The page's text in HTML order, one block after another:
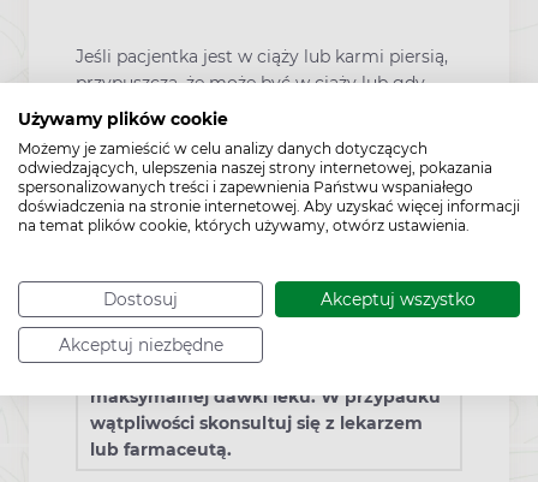
Używamy plików cookie
Możemy je zamieścić w celu analizy danych dotyczących
odwiedzających, ulepszenia naszej strony internetowej, pokazania
spersonalizowanych treści i zapewnienia Państwu wspaniałego
doświadczenia na stronie internetowej. Aby uzyskać więcej informacji
na temat plików cookie, których używamy, otwórz ustawienia.
Dostosuj Akceptuj wszystko
Akceptuj niezbędne
Jeśli pacjentka jest w ciąży lub karmi piersią,
przypuszcza, że może być w ciąży lub gdy
planuje mieć dziecko, powinna poradzić się
lekarza lub farmaceuty przed zastosowaniem
tego leku. Nie stosować w okresie ciąży i
karmienia piersią.
Dodatkowe informacje
To jest lek. Dla bezpieczeństwa stosuj
go zgodnie z ulotką dołączoną do
opakowania. Nie przekraczaj
maksymalnej dawki leku. W przypadku
wątpliwości skonsultuj się z lekarzem
lub farmaceutą.